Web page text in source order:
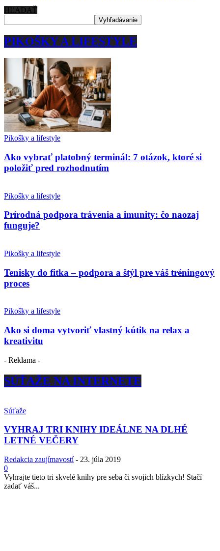
HĽADAŤ
PIKOŠKY A LIFESTYLE
Pikošky a lifestyle
Ako vybrať platobný terminál: 7 otázok, ktoré si
položiť pred rozhodnutím
Pikošky a lifestyle
Prírodná podpora trávenia a imunity: čo naozaj
funguje?
Pikošky a lifestyle
Tenisky do fitka – podpora a štýl pre váš tréningový
proces
Pikošky a lifestyle
Ako si doma vytvoriť vlastný kútik na relax a
kreativitu
- Reklama -
SÚŤAŽE NA INTERNETE
Súťaže
VYHRAJ TRI KNIHY IDEÁLNE NA DLHÉ
LETNÉ VEČERY
Redakcia zaujímavostí - 23. júla 2019
0
Vyhrajte tieto tri skvelé knihy pre seba či svojich blízkych! Stačí
zadať váš...